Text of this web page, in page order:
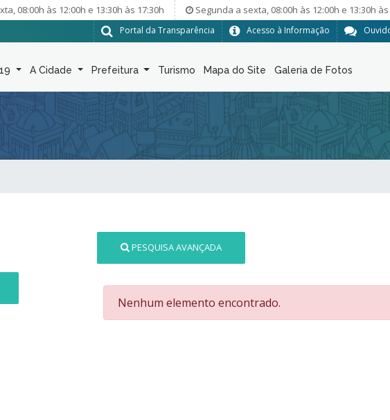
08:00h às 12:00h e 13:30h às 17:30h Segunda a sexta, 08:00h às 12:00h e 13:30h às
Acesso à Informação
Portal da Transparência
A Cidade Prefeitura Turismo Mapa do Site Galeria de Fotos
PESQUISA AVANÇADA
Nenhum elemento encontrado.